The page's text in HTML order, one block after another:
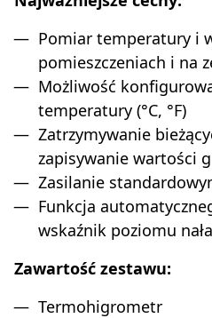
Pomiar temperatury i
pomieszczeniach i na
Możliwość
temperatury (°C, °F)
Zatrzymywanie
zapisywanie wartości
Zasilanie
Funkcja
wskaźnik poziomu
Zawartość zestawu:
Termohigrometr